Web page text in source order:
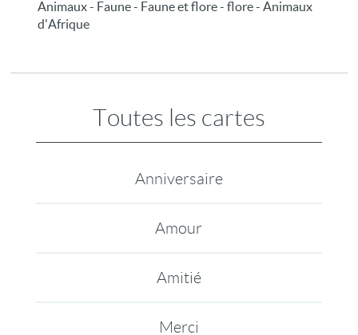
Animaux - Faune - Faune et flore - flore - Animaux
d'Afrique
Toutes les cartes
Anniversaire
Amour
Amitié
Merci